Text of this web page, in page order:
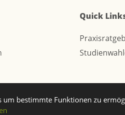
um bestimmte Funktionen zu
Quick